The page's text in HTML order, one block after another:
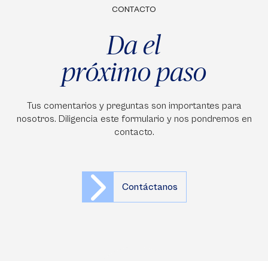
CONTACTO
Da el
próximo paso
Tus comentarios y preguntas son importantes para
nosotros. Diligencia este formulario y nos pondremos en
contacto.
Contáctanos